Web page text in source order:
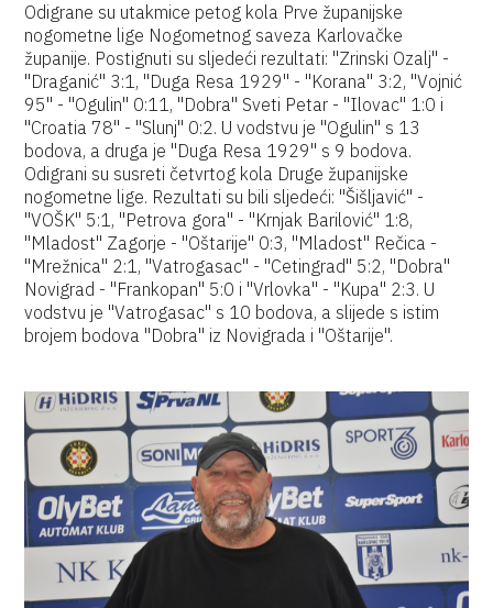
Odigrane su utakmice petog kola Prve županijske
nogometne lige Nogometnog saveza Karlovačke
županije. Postignuti su sljedeći rezultati: "Zrinski Ozalj" -
"Draganić" 3:1, "Duga Resa 1929" - "Korana" 3:2, "Vojnić
95" - "Ogulin" 0:11, "Dobra" Sveti Petar - "Ilovac" 1:0 i
"Croatia 78" - "Slunj" 0:2. U vodstvu je "Ogulin" s 13
bodova, a druga je "Duga Resa 1929" s 9 bodova.
Odigrani su susreti četvrtog kola Druge županijske
nogometne lige. Rezultati su bili sljedeći: "Šišljavić" -
"VOŠK" 5:1, "Petrova gora" - "Krnjak Barilović" 1:8,
"Mladost" Zagorje - "Oštarije" 0:3, "Mladost" Rečica -
"Mrežnica" 2:1, "Vatrogasac" - "Cetingrad" 5:2, "Dobra"
Novigrad - "Frankopan" 5:0 i "Vrlovka" - "Kupa" 2:3. U
vodstvu je "Vatrogasac" s 10 bodova, a slijede s istim
brojem bodova "Dobra" iz Novigrada i "Oštarije".